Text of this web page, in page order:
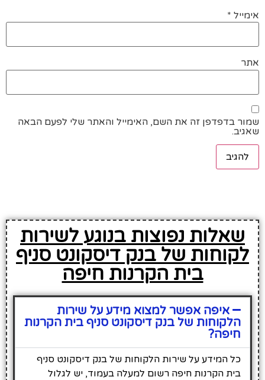
אימייל *
אתר
שמור בדפדפן זה את השם, האימייל והאתר שלי לפעם הבאה
שאגיב.
שאלות נפוצות בנוגע לשירות
לקוחות של בנק דיסקונט סניף
בית הקרנות חיפה
איפה אפשר למצוא מידע על שירות
הלקוחות של בנק דיסקונט סניף בית הקרנות
חיפה?
כל המידע על שירות הלקוחות של בנק דיסקונט סניף
בית הקרנות חיפה רשום למעלה בעמוד, יש לגלול